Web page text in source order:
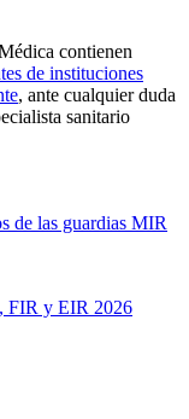
contienen
de instituciones
, ante cualquier duda
sanitario
de las guardias MIR
FIR y EIR 2026